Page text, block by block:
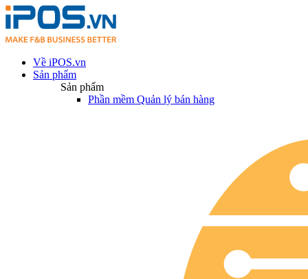
Về iPOS.vn
Sản phẩm
Sản phẩm
Phần mềm Quản lý bán hàng